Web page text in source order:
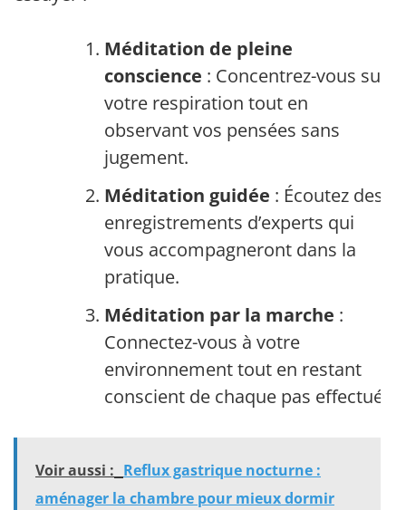
Méditation de pleine
conscience : Concentrez-vous sur
votre respiration tout en
observant vos pensées sans
jugement.
Méditation guidée : Écoutez des
enregistrements d’experts qui
vous accompagneront dans la
pratique.
Méditation par la marche :
Connectez-vous à votre
environnement tout en restant
conscient de chaque pas effectué.
Voir aussi : Reflux gastrique nocturne :
aménager la chambre pour mieux dormir